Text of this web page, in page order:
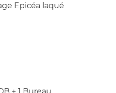
Epicéa laqué